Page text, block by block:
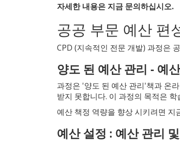
자세한 내용은 지금 문의하십시오.
공공 부문 예산 편
CPD (지속적인 전문 개발) 과정은
양도 된 예산 관리 - 예
과정은 '양도 된 예산 관리'책과 온
받지 못합니다. 이 과정의 목적은
예산 책정 역량을 향상 시키려면 지
예산 설정 : 예산 관리